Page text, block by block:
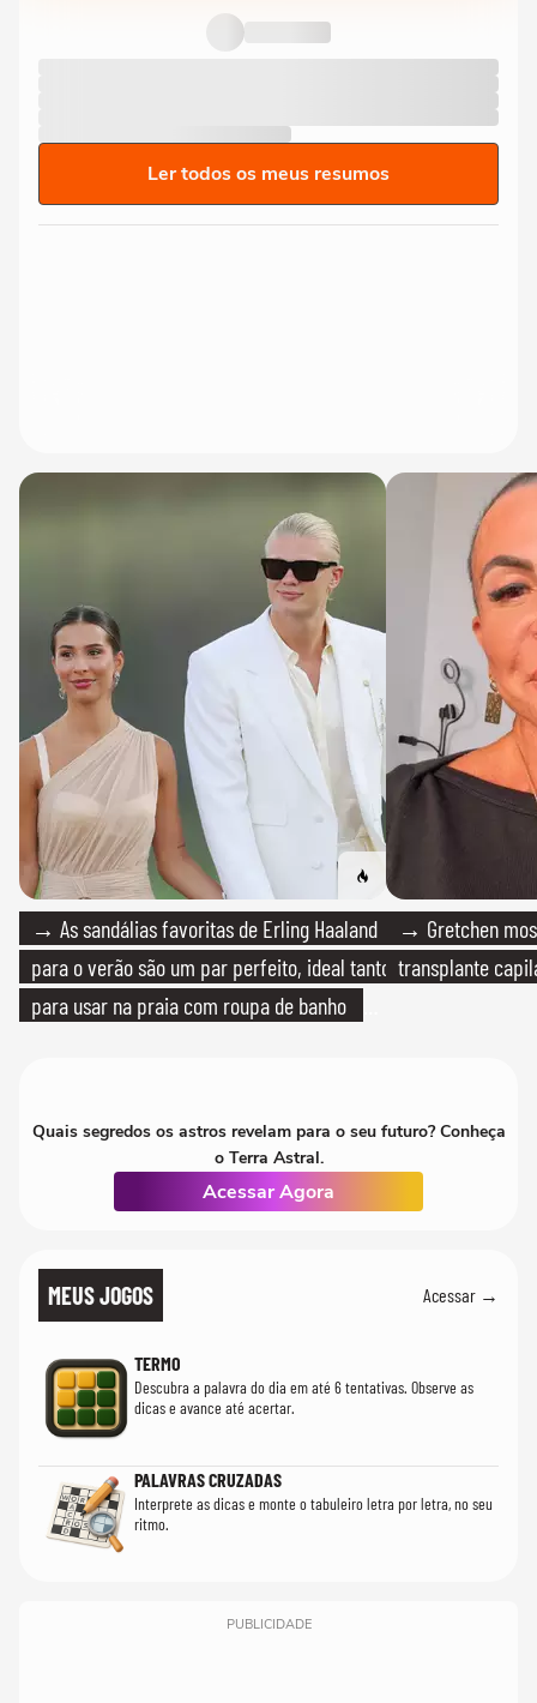
Ler todos os meus resumos
→ As sandálias favoritas de Erling Haaland
para o verão são um par perfeito, ideal tanto
para usar na praia com roupa de banho
→ Gretchen
transplante
Quais segredos os astros revelam para o seu futuro? Conheça
o Terra Astral.
Acessar Agora
MEUS JOGOS Acessar →
TERMO
Descubra a palavra do dia em até 6 tentativas. Observe as
dicas e avance até acertar.
PALAVRAS CRUZADAS
Interprete as dicas e monte o tabuleiro letra por letra, no seu
ritmo.
PUBLICIDADE